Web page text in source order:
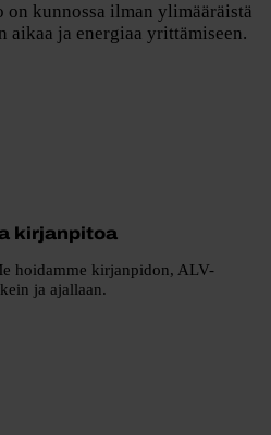
kunnossa ilman ylimääräistä
aikaa ja energiaa yrittämiseen.
kirjanpitoa
hoidamme kirjanpidon, ALV-
ja ajallaan.